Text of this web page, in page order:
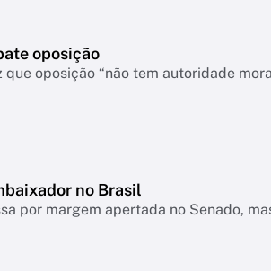
oposição
oposição “não tem autoridade
no Brasil
por margem apertada no Senado,